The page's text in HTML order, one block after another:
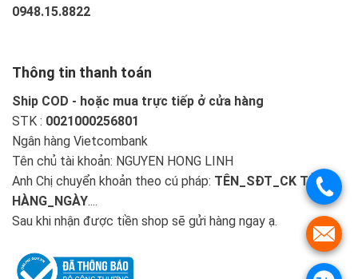
0948.15.8822
Thông tin thanh toán
Ship COD - hoặc mua trực tiếp ở cửa hàng
STK : 0021000256801
Ngân hàng Vietcombank
Tên chủ tài khoản: NGUYEN HONG LINH
Anh Chị chuyển khoản theo cú pháp: TÊN_SĐT_CK TIỀN
HÀNG_NGÀY....
Sau khi nhận được tiền shop sẽ gửi hàng ngay ạ.